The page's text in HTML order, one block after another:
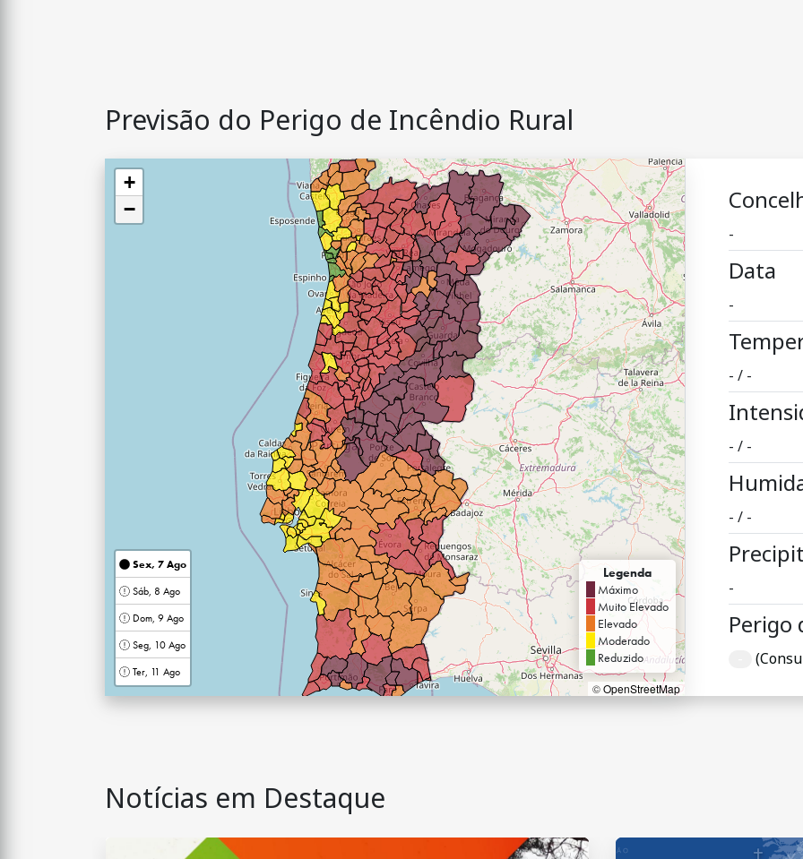
Previsão do Perigo de Incêndio Rural
+
−
Sex, 7 Ago
Sáb, 8 Ago
Dom, 9 Ago
Seg, 10 Ago
Ter, 11 Ago
Legenda
Máximo
Muito Elevado
Elevado
Moderado
Reduzido
©OpenStreetMap
-
Data
-
- / -
- / -
- / -
-
Perigo
Notícias em Destaque